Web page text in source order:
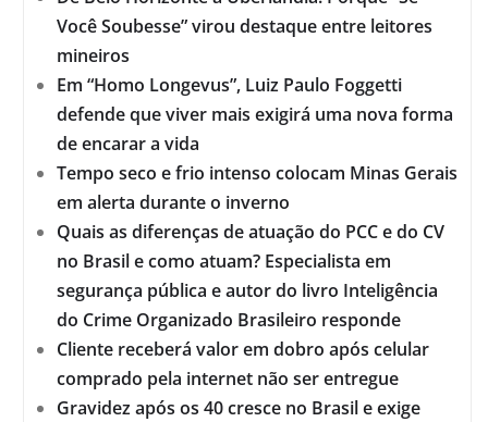
Você Soubesse” virou destaque entre leitores
mineiros
Em “Homo Longevus”, Luiz Paulo Foggetti
defende que viver mais exigirá uma nova forma
de encarar a vida
Tempo seco e frio intenso colocam Minas Gerais
em alerta durante o inverno
Quais as diferenças de atuação do PCC e do CV
no Brasil e como atuam? Especialista em
segurança pública e autor do livro Inteligência
do Crime Organizado Brasileiro responde
Cliente receberá valor em dobro após celular
comprado pela internet não ser entregue
Gravidez após os 40 cresce no Brasil e exige